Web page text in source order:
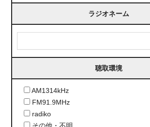
ラジオネーム
聴取環境
AM1314kHz
FM91.9MHz
radiko